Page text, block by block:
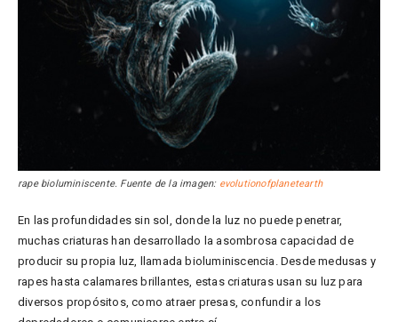
rape bioluminiscente. Fuente de la imagen: evolutionofplanetearth
En las profundidades sin sol, donde la luz no puede penetrar,
muchas criaturas han desarrollado la asombrosa capacidad de
producir su propia luz, llamada bioluminiscencia. Desde medusas y
rapes hasta calamares brillantes, estas criaturas usan su luz para
diversos propósitos, como atraer presas, confundir a los